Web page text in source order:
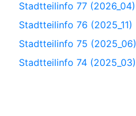
Stadtteilinfo 77 (2026_04)
Stadtteilinfo 76 (2025_11)
Stadtteilinfo 75 (2025_06)
Stadtteilinfo 74 (2025_03)